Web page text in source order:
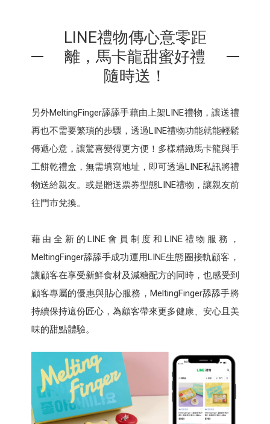
LINE禮物傳心意零距
離，馬卡龍甜蜜好禮
隨時送！
另外MeltingFinger舔舔手藉由上架LINE禮物，讓送禮
再也不需要繁瑣的步驟，透過LINE禮物功能就能輕鬆
傳遞心意，讓驚喜變得更方便！多樣精緻馬卡龍與手
工餅乾禮盒，無需填寫地址，即可透過LINE私訊將禮
物送給親友。或是贈送票券型態LINE禮物，讓親友前
往門市兌換。
藉由全新的LINE會員制度和LINE禮物服務，
MeltingFinger舔舔手成功運用LINE生態圈接軌顧客，
讓顧客在享受新鮮食材及減糖配方的同時，也感受到
顧客專屬的優惠與貼心服務，MeltingFinger舔舔手將
持續保持這份匠心，為顧客帶來更多健康、安心且美
味的甜點體驗。